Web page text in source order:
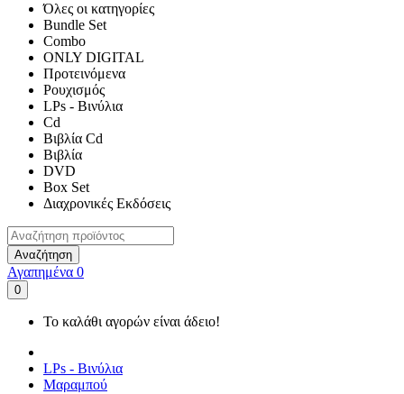
Όλες οι κατηγορίες
Bundle Set
Combo
ONLY DIGITAL
Προτεινόμενα
Ρουχισμός
LPs - Βινύλια
Cd
Βιβλία Cd
Βιβλία
DVD
Box Set
Διαχρονικές Εκδόσεις
Αναζήτηση
Αγαπημένα 0
0
Το καλάθι αγορών είναι άδειο!
LPs - Βινύλια
Μαραμπού